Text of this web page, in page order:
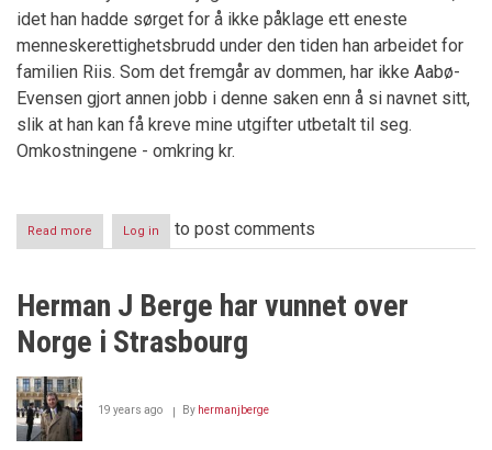
idet han hadde sørget for å ikke påklage ett eneste
menneskerettighetsbrudd under den tiden han arbeidet for
familien Riis. Som det fremgår av dommen, har ikke Aabø-
Evensen gjort annen jobb i denne saken enn å si navnet sitt,
slik at han kan få kreve mine utgifter utbetalt til seg.
Omkostningene - omkring kr.
Read more about
Herman
slår
Log in to post comments
Herman J Berge har vunnet over
Norge i Strasbourg
19 years ago By hermanjberge